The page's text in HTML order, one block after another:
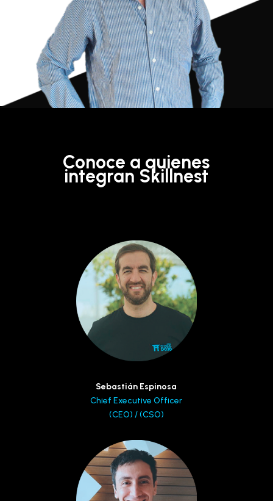
Conoce a quienes
integran Skillnest
Sebastián Espinosa
Chief Executive Officer
(CEO) / (CSO)